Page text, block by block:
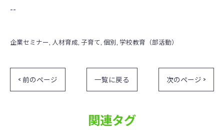
--
企業セミナー 人材育成 子育て 個別 学校教育（部活動）
< 前のページ 一覧に戻る 次のページ >
関連タグ